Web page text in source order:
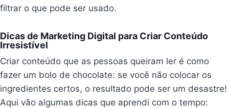
filtrar o que pode ser usado.
Dicas de Marketing Digital para Criar Conteúdo
Irresistível
Criar conteúdo que as pessoas queiram ler é como
fazer um bolo de chocolate: se você não colocar os
ingredientes certos, o resultado pode ser um desastre!
Aqui vão algumas dicas que aprendi com o tempo: